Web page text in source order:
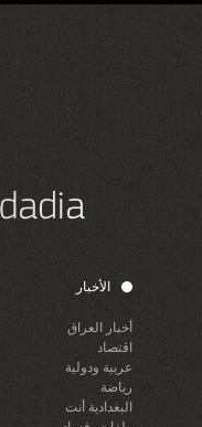
الأخبار
أخبار العراق
اقتصاد
عربية ودولية
رياضة
البغدادية أنت